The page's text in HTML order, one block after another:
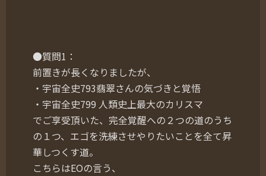
●質問1：
前置きが長くなりましたが、
・宇宙全史793翡翠さんの気づきと覚悟
・宇宙全史799 人類史上最大のカリスマ
でご享受頂いた、完全覚醒への２つの道のうち
の１つ、エゴを洗練させやりたいことを全て昇
華しつくす道。
こちらはEOの言う、